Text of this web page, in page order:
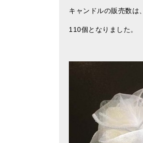
キャンドルの販売数は、
110個となりました。